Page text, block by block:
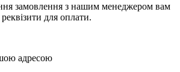
замовлення з нашим менеджером вам
для оплати.
адресою